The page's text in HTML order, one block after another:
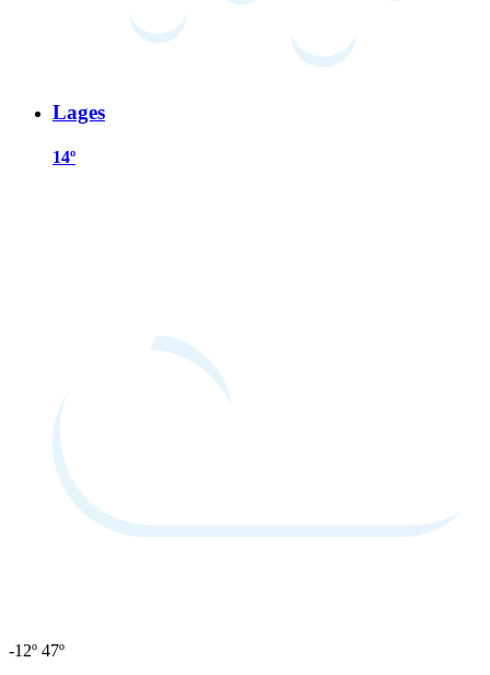
Lages
14º
-12º 47º